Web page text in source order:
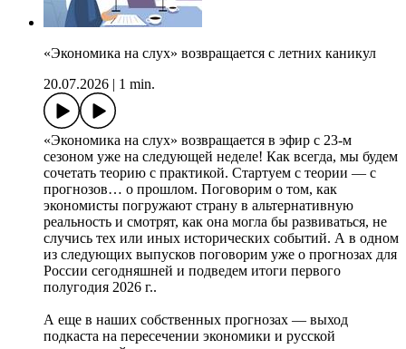
«Экономика на слух» возвращается с летних каникул
20.07.2026
1 min.
«Экономика на слух» возвращается в эфир с 23-м
сезоном уже на следующей неделе! Как всегда, мы будем
сочетать теорию с практикой. Стартуем с теории — с
прогнозов… о прошлом. Поговорим о том, как
экономисты погружают страну в альтернативную
реальность и смотрят, как она могла бы развиваться, не
случись тех или иных исторических событий. А в одном
из следующих выпусков поговорим уже о прогнозах для
России сегодняшней и подведем итоги первого
полугодия 2026 г..
А еще в наших собственных прогнозах — выход
подкаста на пересечении экономики и русской